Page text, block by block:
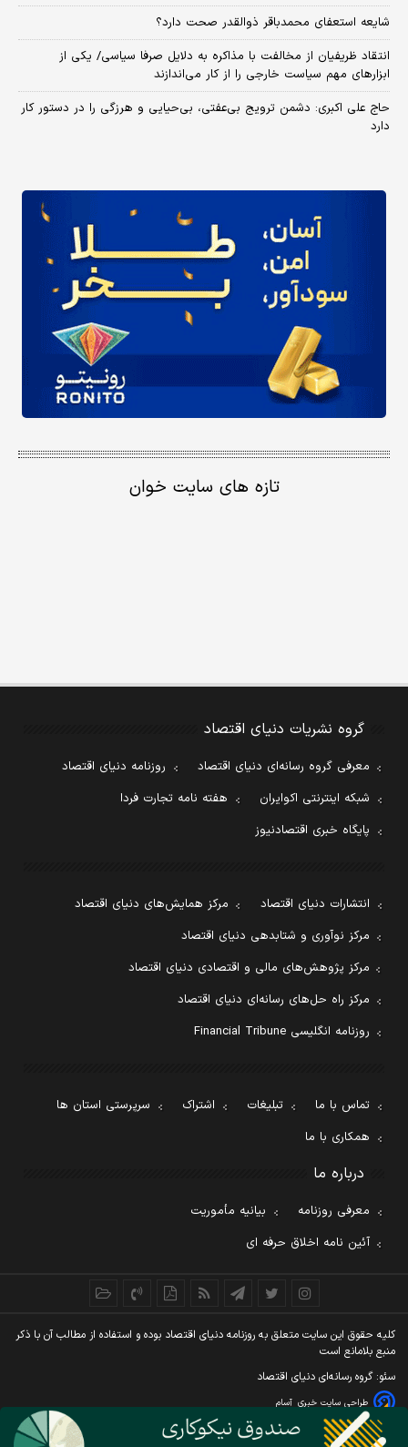
شایعه استعفای محمدباقر ذوالقدر صحت دارد؟
انتقاد ظریفیان از مخالفت با مذاکره به دلایل صرفا سیاسی/ یکی از
ابزارهای مهم سیاست خارجی را از کار می‌اندازند
حاج علی اکبری: دشمن ترویج بی‌عفتی، بی‌حیایی و هرزگی را در دستور کار
دارد
تازه های سایت خوان
گروه نشریات دنیای اقتصاد
معرفی گروه رسانه‌ای دنیای اقتصاد
روزنامه دنیای اقتصاد
شبکه اینترنتی اکوایران
هفته نامه تجارت فردا
پایگاه خبری اقتصادنیوز
انتشارات دنیای اقتصاد
مرکز همایش‌های دنیای اقتصاد
مرکز نوآوری و شتابدهی دنیای اقتصاد
مرکز پژوهش‌های مالی و اقتصادی دنیای اقتصاد
مرکز راه حل‌های رسانه‌ای دنیای اقتصاد
روزنامه انگلیسی Financial Tribune
تماس با ما تبلیغات اشتراک
سرپرستی استان ها
همکاری با ما
درباره ما
معرفی روزنامه
بیانیه مأموریت
آئین نامه اخلاق حرفه ای
کليه حقوق اين سايت متعلق به روزنامه دنيای اقتصاد بوده و استفاده از مطالب آن با ذکر
منبع بلامانع است
سئو: گروه رسانه‌ای دنیای اقتصاد
طراحی سایت خبری آسام